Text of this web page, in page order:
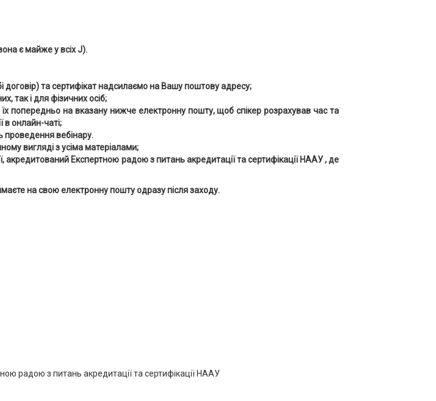
є майже у всіхJ).
договір) та сертифікат надсилаємо на Вашу поштову адресу;
так і для фізичних осіб;
попередньо на вказану нижче електронну пошту, щоб спікер розрахував час та
в онлайн-чаті;
вебінару.
вигляді з усіма матеріалами;
акредитований Експертною радою з питань акредитації та сертифікації НААУ , де
на свою електронну пошту одразу після заходу.
радою з питань акредитації та сертифікації НААУ